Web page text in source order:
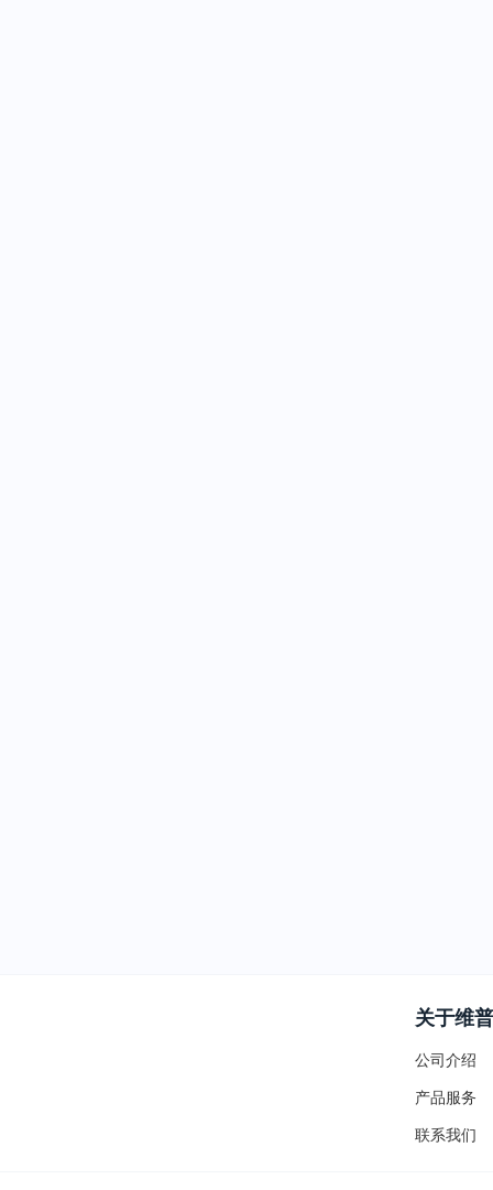
关于维普
公司介绍
产品服务
联系我们